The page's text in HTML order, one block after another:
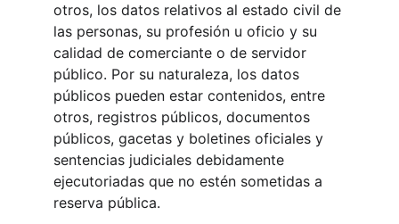
otros, los datos relativos al estado civil de
las personas, su profesión u oficio y su
calidad de comerciante o de servidor
público. Por su naturaleza, los datos
públicos pueden estar contenidos, entre
otros, registros públicos, documentos
públicos, gacetas y boletines oficiales y
sentencias judiciales debidamente
ejecutoriadas que no estén sometidas a
reserva pública.